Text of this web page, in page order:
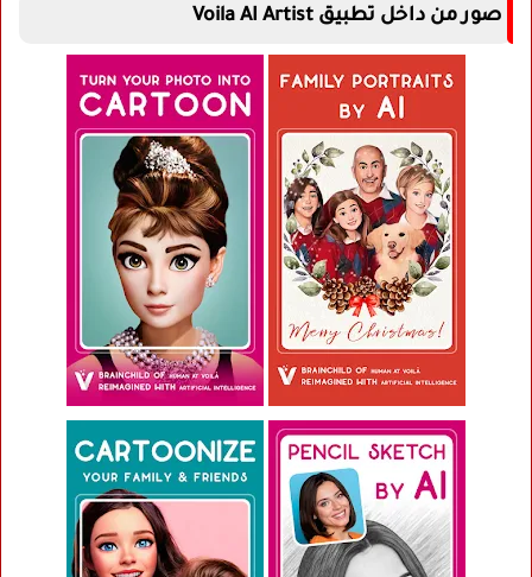
صور من داخل تطبيق Voila AI Artist